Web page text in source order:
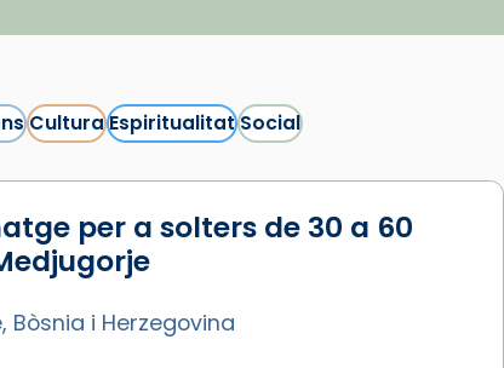
CulturaEspiritualitatSocial
per a solters de 30 a 60
Bòsnia i Herzegovina